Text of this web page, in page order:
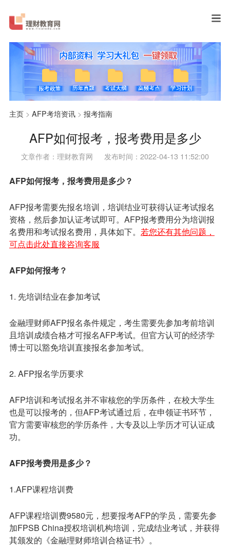
主页> AFP考培资讯> 报考指南
AFP如何报考，报考费用是多少
文章作者：理财教育网 发布时间：2022-04-13 11:52:00
AFP如何报考，报考费用是多少？
AFP报考需要先报名培训，培训结业可获得认证考试报名
资格，然后参加认证考试即可。AFP报考费用分为培训报
名费用和考试报名费用，具体如下。 若您还有其他问题，
可点击此处直接咨询客服
AFP如何报考？
1. 先培训结业在参加考试
金融理财师AFP报名条件规定，考生需要先参加考前培训
且培训成绩合格才可报名AFP考试。但官方认可的经济学
博士可以豁免培训直接报名参加考试。
2. AFP报名学历要求
AFP培训和考试报名并不审核您的学历条件，在校大学生
也是可以报考的，但AFP考试通过后，在申领证书环节，
官方需要审核您的学历条件，大专及以上学历才可认证成
功。
AFP报考费用是多少？
1.AFP课程培训费
AFP课程培训费9580元，想要报考AFP的学员，需要先参
加FPSB China授权培训机构培训，完成结业考试，并获得
其颁发的《金融理财师培训合格证书》。